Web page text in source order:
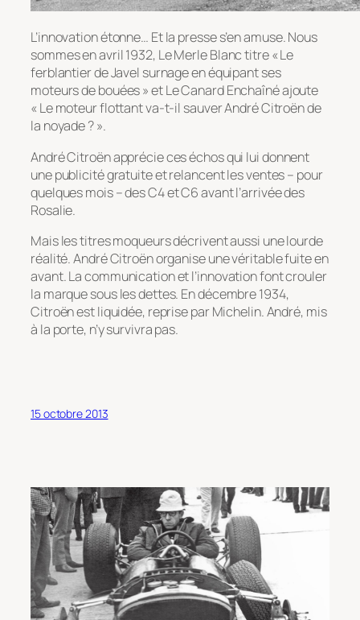
L’innovation étonne… Et la presse s’en amuse. Nous
sommes en avril 1932, Le Merle Blanc titre « Le
ferblantier de Javel surnage en équipant ses
moteurs de bouées » et Le Canard Enchaîné ajoute
« Le moteur flottant va-t-il sauver André Citroën de
la noyade ? ».
André Citroën apprécie ces échos qui lui donnent
une publicité gratuite et relancent les ventes – pour
quelques mois – des C4 et C6 avant l’arrivée des
Rosalie.
Mais les titres moqueurs décrivent aussi une lourde
réalité. André Citroën organise une véritable fuite en
avant. La communication et l’innovation font crouler
la marque sous les dettes. En décembre 1934,
Citroën est liquidée, reprise par Michelin. André, mis
à la porte, n’y survivra pas.
15 octobre 2013